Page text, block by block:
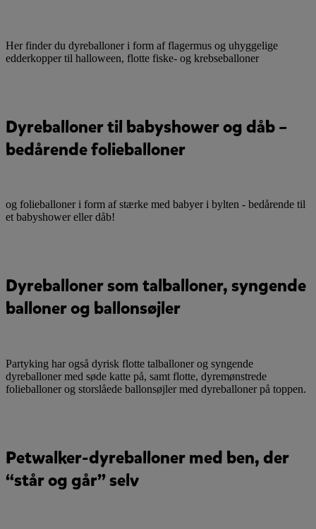
Her finder du dyreballoner i form af flagermus og uhyggelige
edderkopper til halloween, flotte fiske- og krebseballoner
Dyreballoner til babyshower og dåb –
bedårende folieballoner
og folieballoner i form af stærke med babyer i bylten - bedårende til
et babyshower eller dåb!
Dyreballoner som talballoner, syngende
balloner og ballonsøjler
Partyking har også dyrisk flotte talballoner og syngende
dyreballoner med søde katte på, samt flotte, dyremønstrede
folieballoner og storslåede ballonsøjler med dyreballoner på toppen.
Petwalker-dyreballoner med ben, der
“står og går” selv